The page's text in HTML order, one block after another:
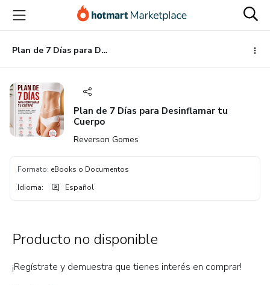
principal
página
de
página
Plan de 7 Días para Desinflamar tu Cuerpo
Plan de 7 Días para Desinflamar tu
Cuerpo
Reverson Gomes
Formato: eBooks o Documentos
Idioma: Español
Producto no disponible
¡Regístrate y demuestra que tienes interés en comprar!